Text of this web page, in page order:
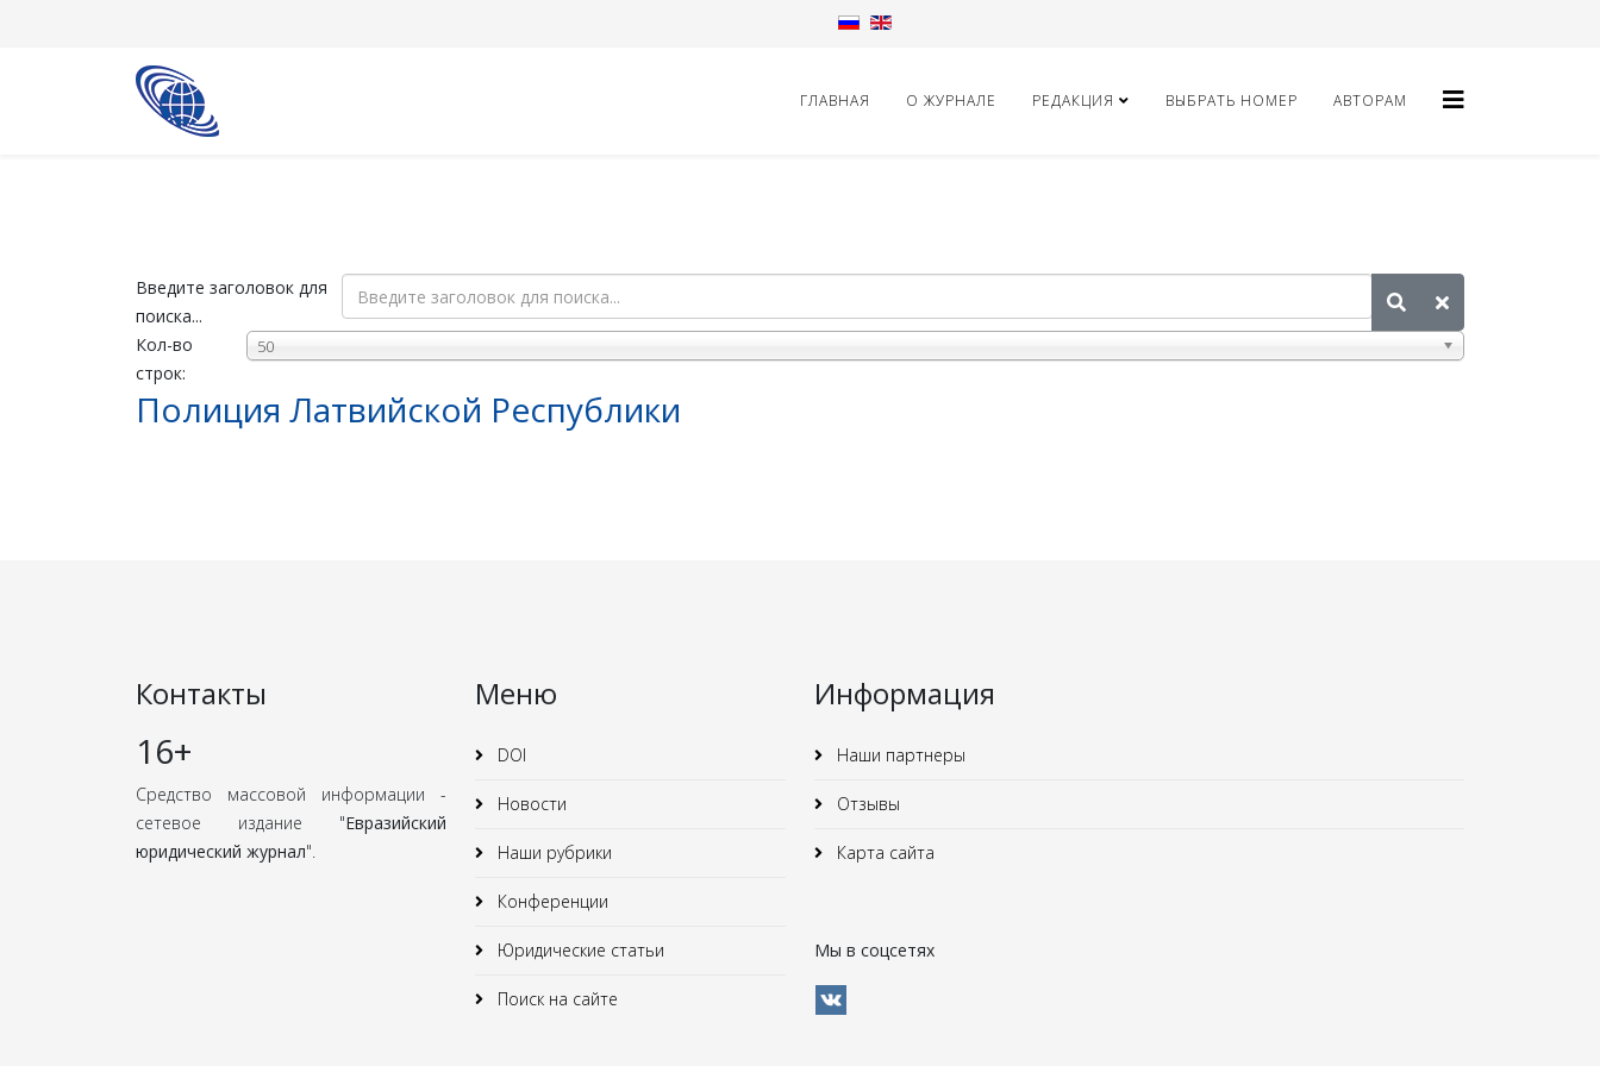
ГЛАВНАЯ О ЖУРНАЛЕ РЕДАКЦИЯ ВЫБРАТЬ НОМЕР АВТОРАМ
Введите заголовок для
поиска...
Кол-во
строк:
50
Полиция Латвийской Республики
Контакты
16+
Средство массовой информации -
сетевое издание "Евразийский
юридический журнал".
Меню
DOI
Новости
Наши рубрики
Конференции
Юридические статьи
Поиск на сайте
Информация
Наши партнеры
Отзывы
Карта сайта
Мы в соцсетях